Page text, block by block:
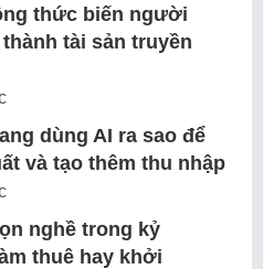
thức biến người
tài sản truyền
dùng AI ra sao để
và tạo thêm thu nhập
nghề trong kỷ
thuê hay khởi